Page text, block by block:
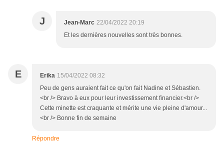
J Jean-Marc 22/04/2022 20:19
Et les dernières nouvelles sont très bonnes.
E Erika 15/04/2022 08:32
Peu de gens auraient fait ce qu'on fait Nadine et Sébastien.
<br /> Bravo à eux pour leur investissement financier.<br />
Cette minette est craquante et mérite une vie pleine d'amour...
<br /> Bonne fin de semaine
Répondre